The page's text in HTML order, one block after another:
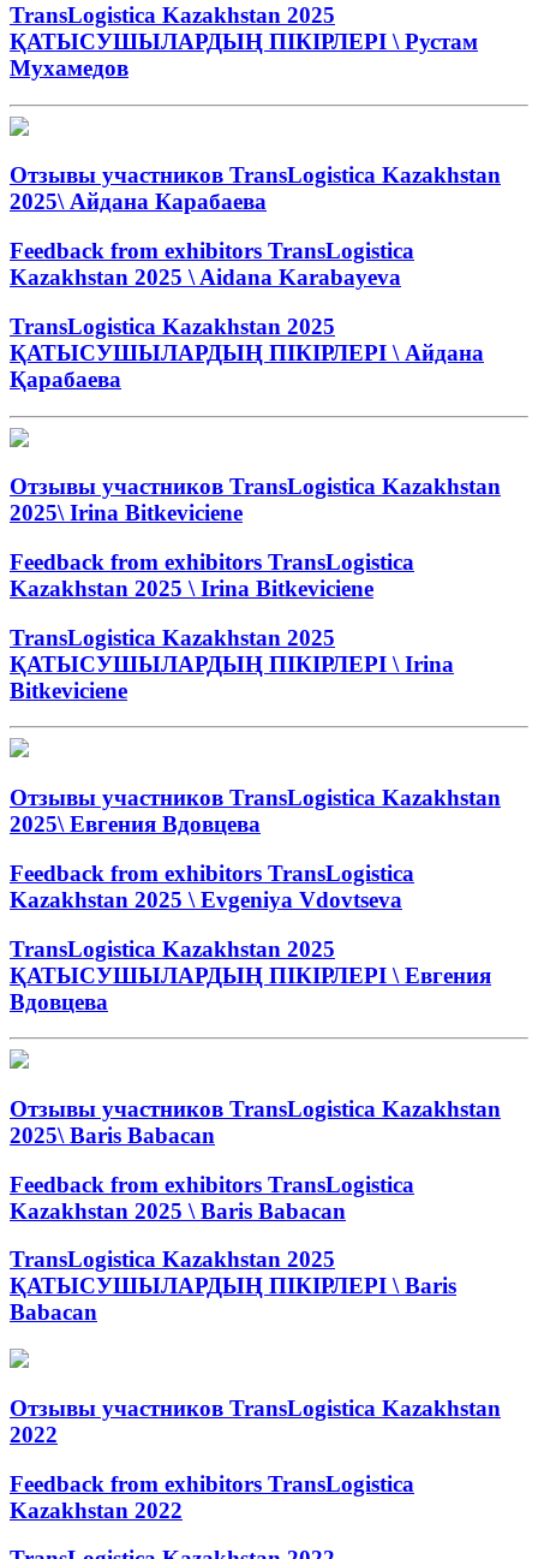
TransLogistica Kazakhstan 2025
ҚАТЫСУШЫЛАРДЫҢ ПІКІРЛЕРІ \ Рустам
Мухамедов
Отзывы участников TransLogistica Kazakhstan
2025\ Айдана Карабаева
Feedback from exhibitors TransLogistica
Kazakhstan 2025 \ Aidana Karabayeva
TransLogistica Kazakhstan 2025
ҚАТЫСУШЫЛАРДЫҢ ПІКІРЛЕРІ \ Айдана
Қарабаева
Отзывы участников TransLogistica Kazakhstan
2025\ Irina Bitkeviciene
Feedback from exhibitors TransLogistica
Kazakhstan 2025 \ Irina Bitkeviciene
TransLogistica Kazakhstan 2025
ҚАТЫСУШЫЛАРДЫҢ ПІКІРЛЕРІ \ Irina
Bitkeviciene
Отзывы участников TransLogistica Kazakhstan
2025\ Евгения Вдовцева
Feedback from exhibitors TransLogistica
Kazakhstan 2025 \ Evgeniya Vdovtseva
TransLogistica Kazakhstan 2025
ҚАТЫСУШЫЛАРДЫҢ ПІКІРЛЕРІ \ Евгения
Вдовцева
Отзывы участников TransLogistica Kazakhstan
2025\ Baris Babacan
Feedback from exhibitors TransLogistica
Kazakhstan 2025 \ Baris Babacan
TransLogistica Kazakhstan 2025
ҚАТЫСУШЫЛАРДЫҢ ПІКІРЛЕРІ \ Baris
Babacan
Отзывы участников TransLogistica Kazakhstan
2022
Feedback from exhibitors TransLogistica
Kazakhstan 2022